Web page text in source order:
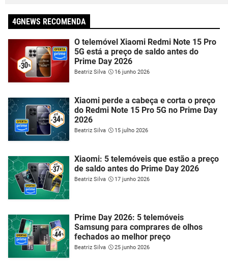
4GNEWS RECOMENDA
O telemóvel Xiaomi Redmi Note 15 Pro
5G está a preço de saldo antes do
Prime Day 2026
Beatriz Silva 16 junho 2026
Xiaomi perde a cabeça e corta o preço
do Redmi Note 15 Pro 5G no Prime Day
2026
Beatriz Silva 15 julho 2026
Xiaomi: 5 telemóveis que estão a preço
de saldo antes do Prime Day 2026
Beatriz Silva 17 junho 2026
Prime Day 2026: 5 telemóveis
Samsung para comprares de olhos
fechados ao melhor preço
Beatriz Silva 25 junho 2026